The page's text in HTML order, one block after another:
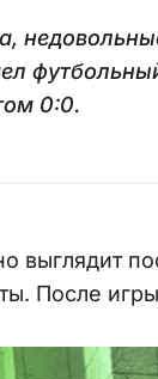
0:0.
выглядит
После